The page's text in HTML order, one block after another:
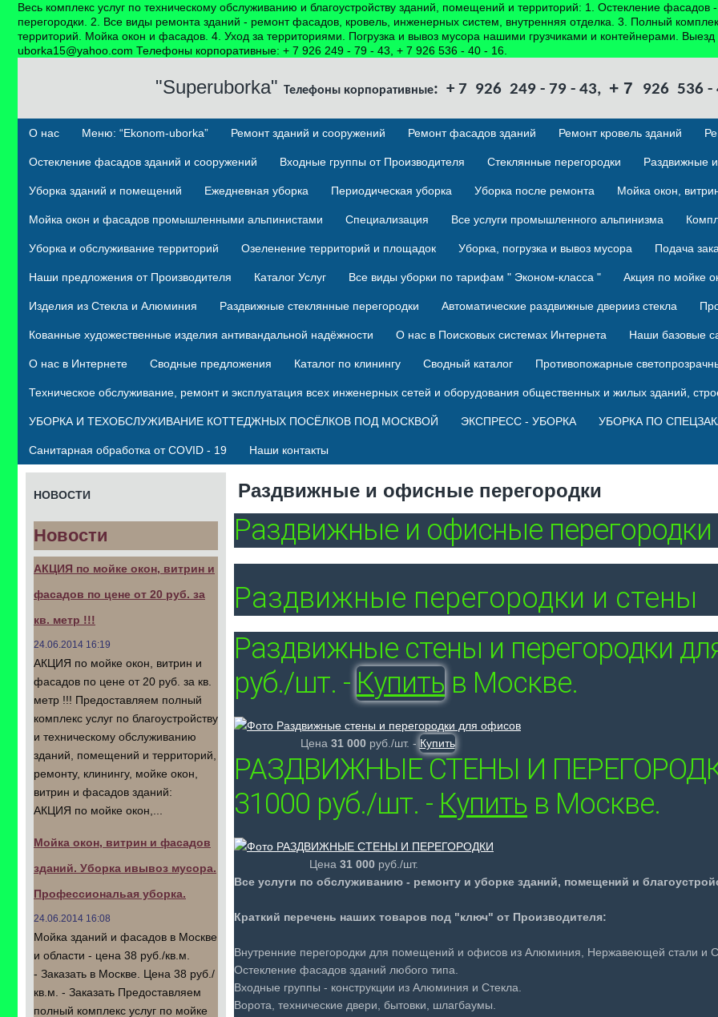
Весь комплекс услуг по техническому обслуживанию и благоустройству зданий, помещений и территорий: 1. Остекление
перегородки. 2. Все виды ремонта зданий - ремонт фасадов, кровель, инженерных систем, внутренняя отделка. 3. Полный
территорий. Мойка окон и фасадов. 4. Уход за территориями. Погрузка и вывоз мусора нашими грузчиками и контейнерами.
uborka15@yahoo.com Телефоны корпоративные: + 7 926 249 - 79 - 43, + 7 926 536 - 40 - 16.
"Superuborka" Телефоны корпоративные: + 7 926 249 - 79 - 43, + 7 926 536 -
О нас Меню: “Ekonom-uborka” Ремонт зданий и сооружений Ремонт фасадов зданий Ремонт кровель зданий
Остекление фасадов зданий и сооружений Входные группы от Производителя Стеклянные перегородки Раздвижные
Уборка зданий и помещений Ежедневная уборка Периодическая уборка Уборка после ремонта Мойка окон,
Мойка окон и фасадов промышленными альпинистами Специализация Все услуги промышленного альпинизма
Уборка и обслуживание территорий Озеленение территорий и площадок Уборка, погрузка и вывоз мусора Подача
Наши предложения от Производителя Каталог Услуг Все виды уборки по тарифам " Эконом-класса " Акция по мойке
Изделия из Стекла и Алюминия Раздвижные стеклянные перегородки Автоматические раздвижные дверииз стекла
Кованные художественные изделия антивандальной надёжности О нас в Поисковых системах Интернетa Наши базовые
О нас в Интернете Сводные предложения Каталог по клинингу Сводный каталог Противопожарные
Техническое обслуживание, ремонт и эксплуатация всех инженерных сетей и оборудования общественных и жилых зданий,
УБОРКА И ТЕХОБСЛУЖИВАНИЕ КОТТЕДЖНЫХ ПОСЁЛКОВ ПОД МОСКВОЙ ЭКСПРЕСС - УБОРКА УБОРКА ПО
Санитарная обработка от COVID - 19 Наши контакты
Раздвижные и офисные перегородки
Раздвижные и офисные перегородки
Раздвижные перегородки и стены
Раздвижные стены и перегородки
руб./шт. - Купить в Москве.
Цена 31 000руб./шт. - Купить
РАЗДВИЖНЫЕ СТЕНЫ И
31000 руб./шт. - Купить в Москве.
Цена 31 000 руб./шт.
Все услуги по обслуживанию - ремонту и уборке зданий, помещений и
Краткий перечень наших товаров под "ключ" от Производителя:
Внутренние перегородки для помещений и офисов из Алюминия, Нержавеющей стали и
Остекление фасадов зданий любого типа.
Входные группы - конструкции из Алюминия и Стекла.
Ворота, технические двери, бытовки, шлагбаумы.
НОВОСТИ
Новости
АКЦИЯ по мойке окон, витрин и
фасадов по цене от 20 руб. за
кв. метр !!!
24.06.2014 16:19
АКЦИЯ по мойке окон, витрин и
фасадов по цене от 20 руб. за кв.
метр !!! Предоставляем полный
комплекс услуг по благоустройству
и техническому обслуживанию
зданий, помещений и территорий,
ремонту, клинингу, мойке окон,
витрин и фасадов зданий:
АКЦИЯ по мойке окон,...
Мойка окон, витрин и фасадов
зданий. Уборка ивывоз мусора.
Профессиональая уборка.
24.06.2014 16:08
Мойка зданий и фасадов в Москве
и области - цена 38 руб./кв.м.
- Заказать в Москве. Цена 38 руб./
кв.м. - Заказать Предоставляем
полный комплекс услуг по мойке